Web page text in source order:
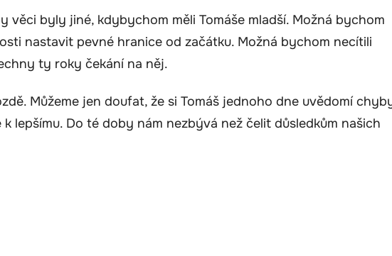
věci byly jiné, kdybychom měli Tomáše mladší. Možná bychom
nastavit pevné hranice od začátku. Možná bychom necítili
ty roky čekání na něj.
Můžeme jen doufat, že si Tomáš jednoho dne uvědomí
lepšímu. Do té doby nám nezbývá než čelit důsledkům našich